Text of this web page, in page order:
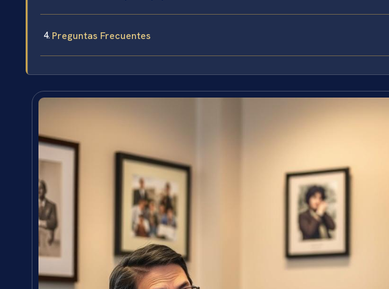
Preguntas Frecuentes